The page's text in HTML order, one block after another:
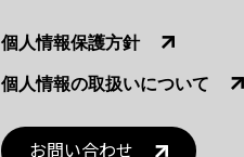
個人情報保護方針
個人情報の取扱いについて
お問い合わせ